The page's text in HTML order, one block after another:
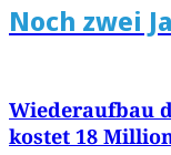
Noch zwei
Wiederaufbau
kostet 18